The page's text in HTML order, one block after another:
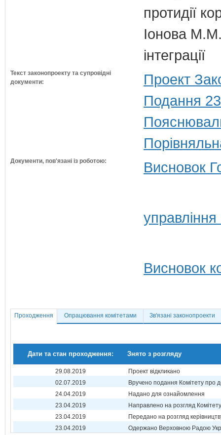
протидії
Іонова М.М.
інтеграції
Текст законопроекту та супровідні
документи:
Проект
Подання
Документи, пов'язані із роботою: Висновок
Висновок
Проходження Опрацювання комітетами Зв'язані законопроекти
Дати та стан проходження: Знято з розгляду
29.08.2019
Проект відкликано
02.07.2019
Вручено подання Комітету про
24.04.2019
Надано для ознайомлення
23.04.2019
Направлено на розгляд Комітету
23.04.2019
Передано на розгляд
23.04.2019
Одержано Верховною Радою